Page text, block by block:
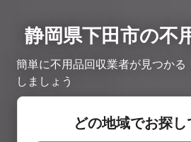
静岡県下田市の不
簡単に不用品回収業者が見つかる
しましょう
どの地域でお探し